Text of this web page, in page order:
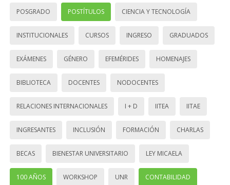
POSGRADO POSTÍTULOS CIENCIA Y TECNOLOGÍA
INSTITUCIONALES CURSOS INGRESO GRADUADOS
EXÁMENES GÉNERO EFEMÉRIDES HOMENAJES
BIBLIOTECA DOCENTES NODOCENTES
RELACIONES INTERNACIONALES I + D IITEA IITAE
INGRESANTES INCLUSIÓN FORMACIÓN CHARLAS
BECAS BIENESTAR UNIVERSITARIO LEY MICAELA
100 AÑOS WORKSHOP UNR CONTABILIDAD